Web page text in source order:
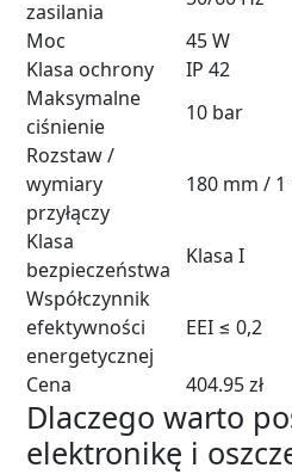
zasilania
Moc
45 W
Klasa ochrony
IP 42
Maksymalne
ciśnienie
10 bar
Rozstaw /
wymiary
przyłączy
180 mm / 1
Klasa
bezpieczeństwa
Klasa I
Współczynnik
efektywności
energetycznej
EEI ≤ 0,2
Cena 404.95 zł
Dlaczego warto
elektronikę i